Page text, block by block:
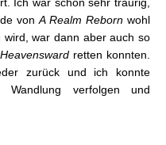
Ich war schon sehr traurig,
von A Realm Rebornwohl
war dann aber auch so
Heavensward retten konnten.
zurück und ich konnte
verfolgen und